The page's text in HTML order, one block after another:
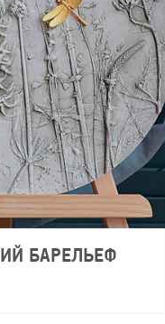
БАРЕЛЬЕФ